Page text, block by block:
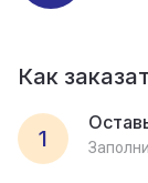
Как
1